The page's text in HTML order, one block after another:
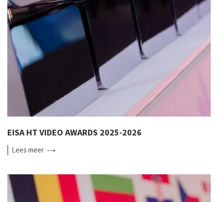
EISA HT VIDEO AWARDS 2025-2026
Leesmeer